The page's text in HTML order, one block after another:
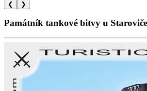
❮ ❯
Památník tankové bitvy u